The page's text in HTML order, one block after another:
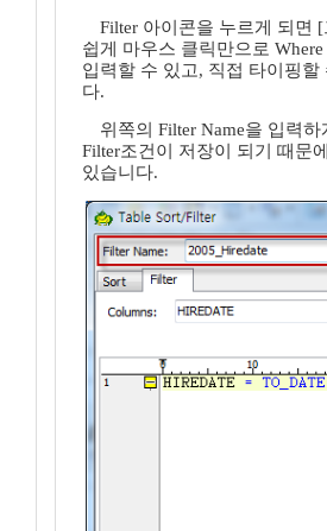
Filter 아이콘을 누르게 되면
쉽게 마우스 클릭만으로
입력할 수 있고, 직접 타이핑할
다.
위쪽의 Filter Name을 입력
Filter조건이 저장이 되기 때문
있습니다.